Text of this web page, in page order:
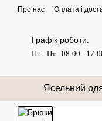
Перейти до основного
Про нас Оплата і
Графік роботи:
Пн - Пт - 08:00 -
Ясельний